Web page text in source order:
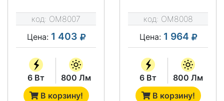
ВТ) А/Ф/ФА
НАЛИЧИЕ
ДЕЖУРНОГО
РЕЖИМА (Д)
ДРАЙВ
код: OM8007
Цена: 1 403
6 Вт
800 Лм
В корзину!
ВТ) МВФ (МВ)
ДРАЙВ
код: OM8008
Цена: 1 964
6 Вт
800 Лм
В корзину!